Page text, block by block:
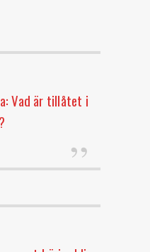
Vad är tillåtet i